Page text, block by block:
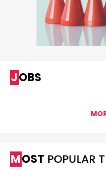
JOBS
MOST POPULAR